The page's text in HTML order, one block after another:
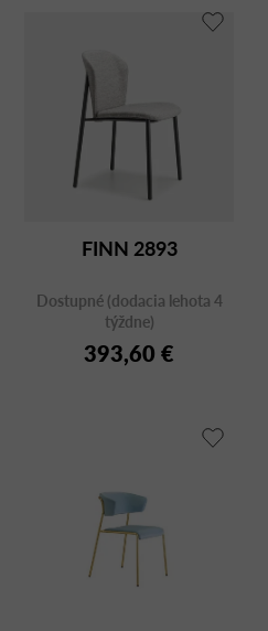
FINN 2893
Dostupné (dodacia lehota 4
týždne)
393,60 €